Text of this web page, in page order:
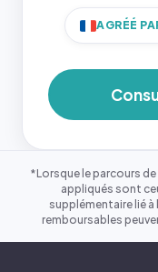
AGRÉÉ
*Lorsque le parcours
appliqués sont
supplémentaire lié
remboursables